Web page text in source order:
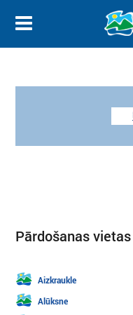
Pārdošanas vietas
Aizkraukle
Alūksne